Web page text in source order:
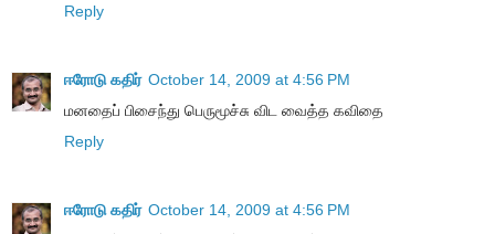
Reply
ஈரோடு கதிர் October 14, 2009 at 4:56 PM
மனதைப் பிசைந்து பெருமூச்சு விட வைத்த கவிதை
Reply
ஈரோடு கதிர் October 14, 2009 at 4:56 PM